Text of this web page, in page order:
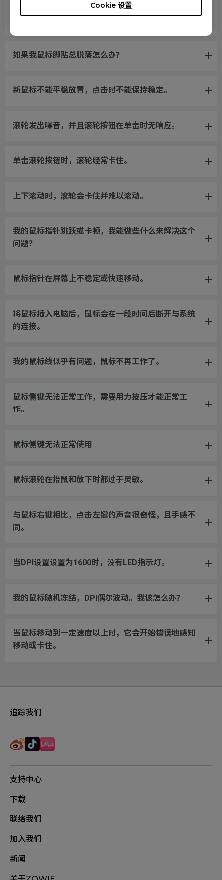
Cookie 设置
光标卡在屏幕边缘，如果不断开并重新连接USB插
如果我鼠标脚贴总脱落怎么办？
新鼠标不能平稳放置，点击时不能保持稳定。
滚轮发出噪音，并且滚轮按钮在单击时无响应。
单击滚轮按钮时，滚轮经常卡住。
上下滚动时，滚轮会卡住并难以滚动。
我的鼠标指针跳跃或卡顿，我能做些什么来解决这个
问题？
鼠标指针在屏幕上不稳定或快速移动。
将鼠标插入电脑后，鼠标会在一段时间后断开与系统
的连接。
我的鼠标线似乎有问题，鼠标不再工作了。
鼠标侧键无法正常工作，需要用力按压才能正常工
作。
鼠标侧键无法正常使用
鼠标滚轮在抬鼠和放下时都过于灵敏。
与鼠标右键相比，点击左键的声音很奇怪，且手感不
同。
当DPI设置设置为1600时，没有LED指示灯。
我的鼠标随机冻结，DPI偶尔波动。我该怎么办？
当鼠标移动到一定速度以上时，它会开始错误地感知
移动或卡住。
追踪我们
支持中心
下载
联络我们
加入我们
新闻